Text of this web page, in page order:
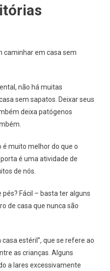
caminhar em casa sem
não há muitas
sem sapatos. Deixar seus
deixa patógenos
é muito melhor do que o
é uma atividade de
de nós.
Fácil – basta ter alguns
de casa que nunca são
estéril”, que se refere ao
as crianças. Alguns
a lares excessivamente